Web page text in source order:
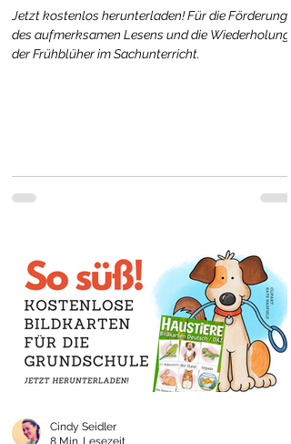
Jetzt kostenlos herunterladen! Für die Förderung
des aufmerksamen Lesens und die Wiederholung
der Frühblüher im Sachunterricht.
Cindy Seidler
8 Min. Lesezeit